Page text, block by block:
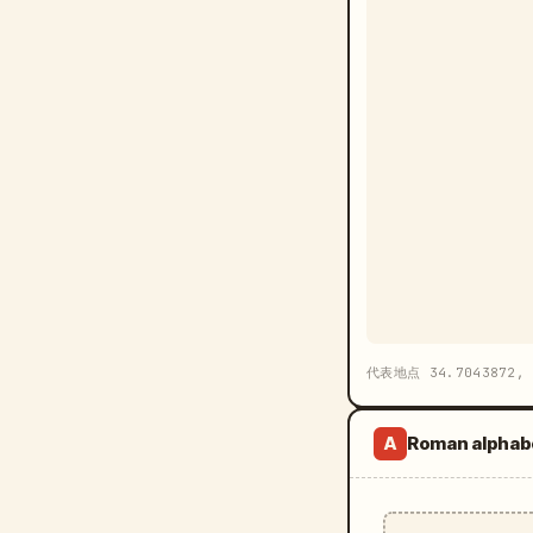
代表地点
A Roman